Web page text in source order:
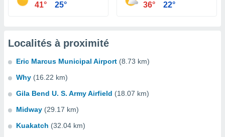
41° 25° 36° 22°
Localités à proximité
Eric Marcus Municipal Airport (8.73 km)
Why (16.22 km)
Gila Bend U. S. Army Airfield (18.07 km)
Midway (29.17 km)
Kuakatch (32.04 km)